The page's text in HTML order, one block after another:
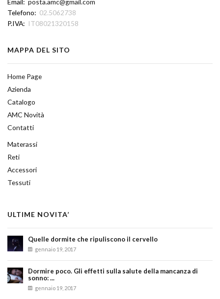
Email: posta.amc@gmail.com
Telefono: 02.5062738
P.IVA: IT08021320158
MAPPA DEL SITO
Home Page
Azienda
Catalogo
AMC Novità
Contatti
Materassi
Reti
Accessori
Tessuti
ULTIME NOVITA’
Quelle dormite che ripuliscono il cervello
gennaio 19, 2017
Dormire poco. Gli effetti sulla salute della mancanza di
sonno: ...
gennaio 19, 2017